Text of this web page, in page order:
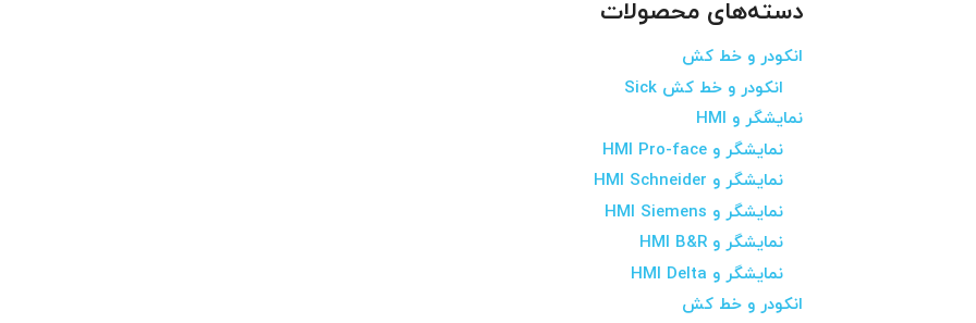
دسته‌های محصولات
انکودر و خط کش
انکودر و خط کش Sick
نمایشگر و HMI
نمایشگر و HMI Pro-face
نمایشگر و HMI Schneider
نمایشگر و HMI Siemens
نمایشگر و HMI B&R
نمایشگر و HMI Delta
انکودر و خط کش